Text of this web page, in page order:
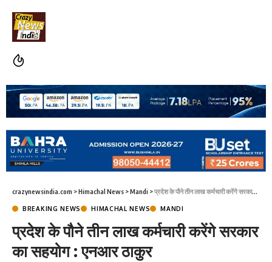
crazynewsindia.com >Himachal News >Mandi >प्रदेश के पौने तीन लाख कर्मचारी करेंगे सरकार का सहयोग : एनआर ठाकुर
BREAKING NEWS HIMACHAL NEWS MANDI
प्रदेश के पौने तीन लाख कर्मचारी करेंगे सरकार
का सहयोग : एनआर ठाकुर